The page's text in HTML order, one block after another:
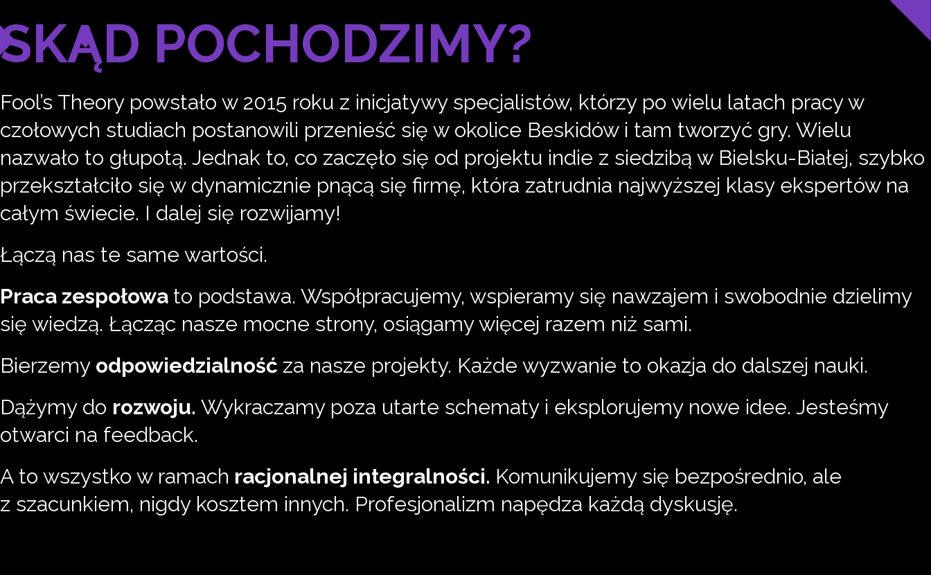
SKĄD POCHODZIMY?
Fool’s Theory powstało w 2015 roku z inicjatywy specjalistów, którzy po wielu latach pracy w
czołowych studiach postanowili przenieść się w okolice Beskidów i tam tworzyć gry. Wielu
nazwało to głupotą. Jednak to, co zaczęło się od projektu indie z siedzibą w Bielsku-Białej, szybko
przekształciło się w dynamicznie pnącą się firmę, która zatrudnia najwyższej klasy ekspertów na
całym świecie. I dalej się rozwijamy!
Łączą nas te same wartości.
Praca zespołowa to podstawa. Współpracujemy, wspieramy się nawzajem i swobodnie dzielimy
się wiedzą. Łącząc nasze mocne strony, osiągamy więcej razem niż sami.
Bierzemy odpowiedzialność za nasze projekty. Każde wyzwanie to okazja do dalszej nauki.
Dążymy do rozwoju. Wykraczamy poza utarte schematy i eksplorujemy nowe idee. Jesteśmy
otwarci na feedback.
A to wszystko w ramach racjonalnej integralności. Komunikujemy się bezpośrednio, ale
z szacunkiem, nigdy kosztem innych. Profesjonalizm napędza każdą dyskusję.